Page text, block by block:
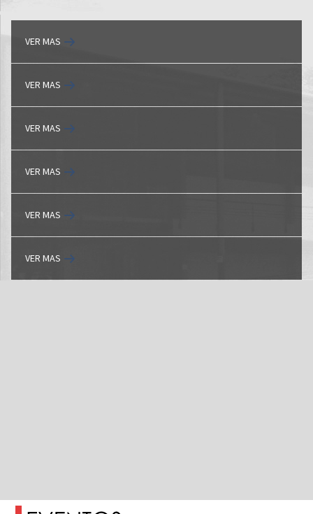
VER MAS
VER MAS
VER MAS
VER MAS
VER MAS
VER MAS